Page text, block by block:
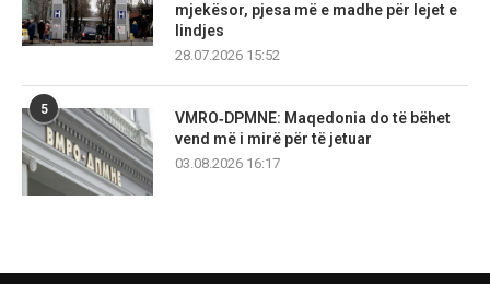
mjekësor, pjesa më e madhe për lejet e
lindjes
28.07.2026 15:52
5
VMRO‑DPMNE: Maqedonia do të bëhet
vend më i mirë për të jetuar
03.08.2026 16:17